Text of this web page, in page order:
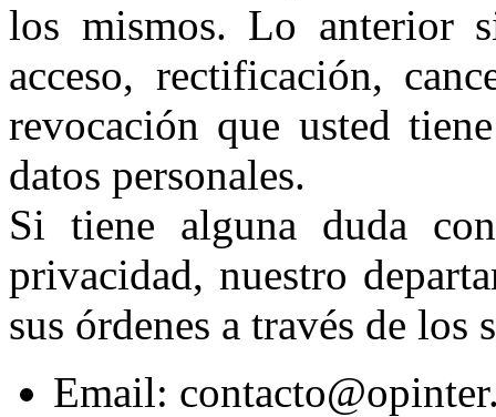
los mismos. Lo anterior
acceso, rectificación,
revocación que usted
datos personales.
Si tiene alguna duda
privacidad, nuestro
sus órdenes a través de
Email: